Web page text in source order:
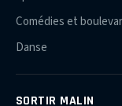
Comédies et
Danse
SORTIR MALIN